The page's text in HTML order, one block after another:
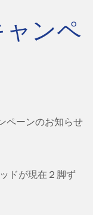
ャンペ
ペーンのお知らせ
ドが現在２脚ず